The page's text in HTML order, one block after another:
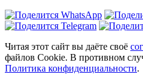
Читая этот сайт вы даёте своё
файлов Cookie. В противном
Политика конфиденциальности.